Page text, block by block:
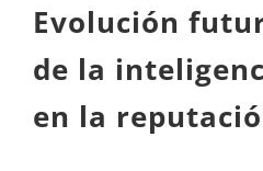
Evolución
de la
en la